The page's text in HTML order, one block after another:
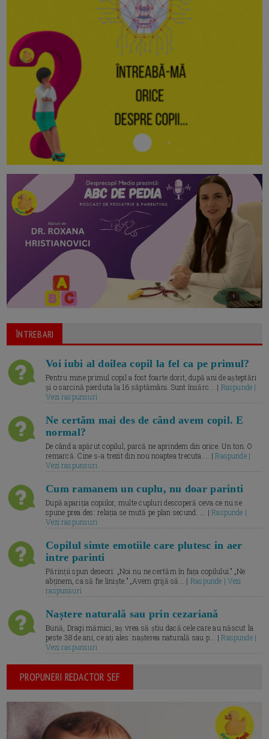
ÎNTREBARI
Voi iubi al doilea copil la fel ca pe primul?
Pentru mine primul copil a fost foarte dorit, după ani de așteptări
și o sarcină pierduta la 16 săptămâni. Sunt însărc... | Raspunde |
Vezi raspunsuri
Ne certăm mai des de când avem copil. E
normal?
De când a apărut copilul, parcă ne aprindem din orice. Un ton. O
remarcă. Cine s-a trezit din nou noaptea trecuta.... |Raspunde |
Vezi raspunsuri
Cum ramanem un cuplu, nu doar parinti
După apariția copiilor, multe cupluri descoperă ceva ce nu se
spune prea des: relația se mută pe plan secund. ... |Raspunde |
Vezi raspunsuri
Copilul simte emotiile care plutesc in aer
intre parinti
Părinții spun deseori: „Noi nu ne certăm în fața copilului.” „Ne
abținem, ca să fie liniște.” „Avem grijă să... | Raspunde | Vezi
raspunsuri
Naștere naturală sau prin cezariană
Bună, Dragi mămici, aș vrea să știu dacă cele care au născut la
peste 38 de ani, ce ați ales: nașterea naturală sau p... |Raspunde |
Vezi raspunsuri
PROPUNERI REDACTOR SEF